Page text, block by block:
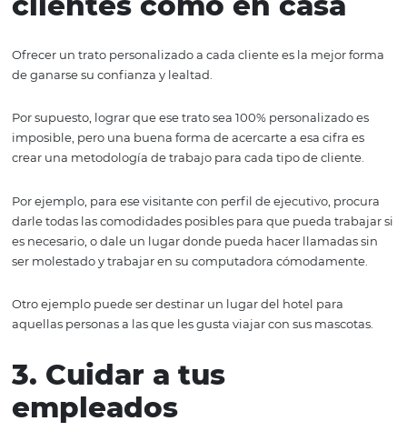
bastante clara de lo que puede ocurrir en el futuro del
el bienestar de tu hotel o atacar mercados emergentes
que nadie.
Plan de acción
metodologías de trabajo más eficientes y, además, será
gran herramienta para tomar decisiones complicadas
futuro.
2. Haz sentir a tus
clientes como en casa
Ofrecer un trato personalizado a cada cliente es la